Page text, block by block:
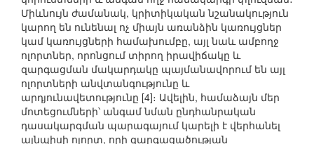
Միևնույն ժամանակ, կրիտիկական նշանակություն
կարող են ունենալ ոչ միայն առանձին կառույցներ
կամ կառույցների համախումբը, այլ նաև ամբողջ
ոլորտներ, որոնցում տիրող իրավիճակը և
զարգացման մակարդակը պայմանավորում են այլ
ոլորտների անվտանգությունը և
արդյունավետությունը [4]։ Ավելին, համաձայն մեր
մոտեցումների՝ անգամ նման ընդհանրական
դասակարգման պարագայում կարելի է վերհանել
այնպիսի ոլորտ, որի զարգացածության